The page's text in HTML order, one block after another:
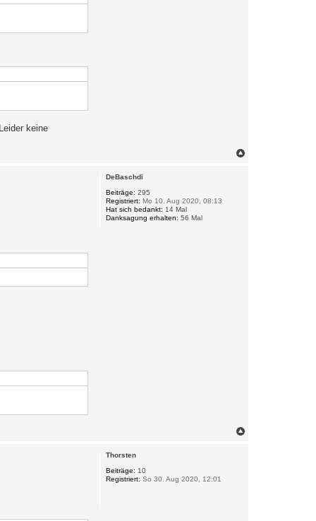
keine
DeBaschdi
Beiträge: 295
Registriert: Mo 10. Aug 2020, 08:13
Hat sich bedankt: 14 Mal
Danksagung erhalten: 56 Mal
Thorsten
Beiträge: 10
Registriert: So 30. Aug 2020, 12:01